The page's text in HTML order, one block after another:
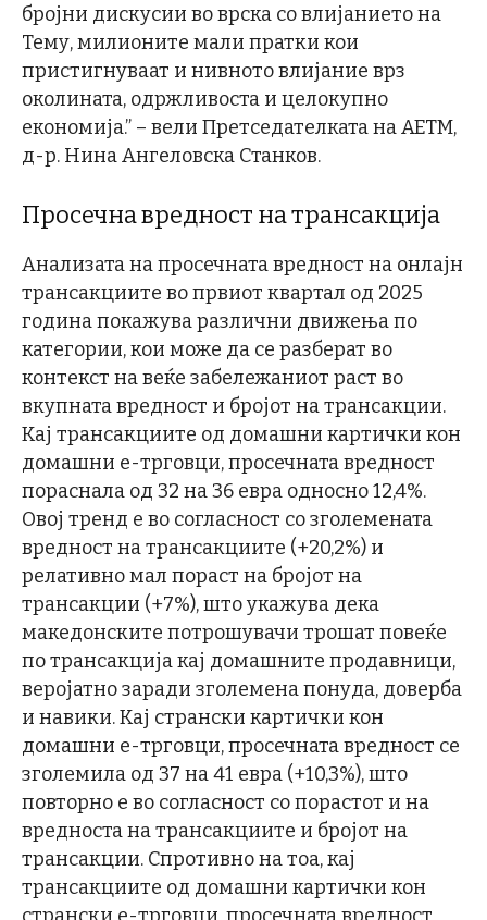
бројни дискусии во врска со влијанието на
Тему, милионите мали пратки кои
пристигнуваат и нивното влијание врз
околината, одржливоста и целокупно
економија.” – вели Претседателката на АЕТМ,
д-р. Нина Ангеловска Станков.
Просечна вредност на трансакција
Анализата на просечната вредност на онлајн
трансакциите во првиот квартал од 2025
година покажува различни движења по
категории, кои може да се разберат во
контекст на веќе забележаниот раст во
вкупната вредност и бројот на трансакции.
Кај трансакциите од домашни картички кон
домашни е-трговци, просечната вредност
пораснала од 32 на 36 евра односно 12,4%.
Овој тренд е во согласност со зголемената
вредност на трансакциите (+20,2%) и
релативно мал пораст на бројот на
трансакции (+7%), што укажува дека
македонските потрошувачи трошат повеќе
по трансакција кај домашните продавници,
веројатно заради зголемена понуда, доверба
и навики. Кај странски картички кон
домашни е-трговци, просечната вредност се
зголемила од 37 на 41 евра (+10,3%), што
повторно е во согласност со порастот и на
вредноста на трансакциите и бројот на
трансакции. Спротивно на тоа, кај
трансакциите од домашни картички кон